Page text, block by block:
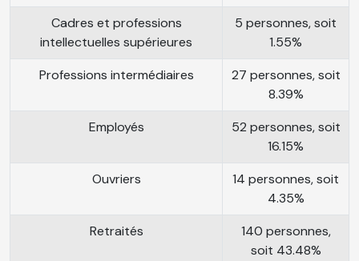
Cadres et professions
intellectuelles supérieures
5 personnes, soit
1.55%
Professions intermédiaires
27 personnes, soit
8.39%
Employés
52 personnes, soit
16.15%
Ouvriers
14 personnes, soit
4.35%
Retraités
140 personnes,
soit 43.48%